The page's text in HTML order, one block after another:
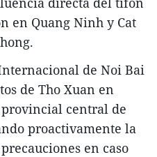
en Quang Ninh y Cat
de Noi Bai
de Tho Xuan en
central de
proactivamente la
en caso